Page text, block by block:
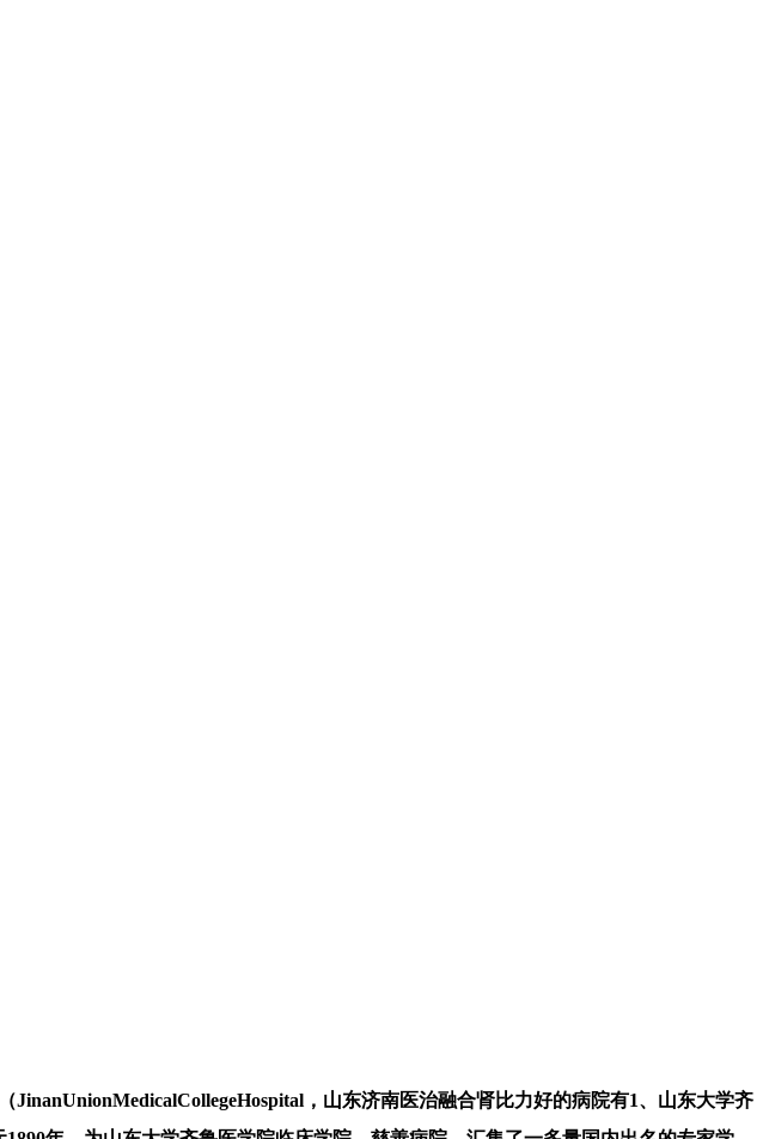
，山东济南医治融合肾比力好的病院有1、山东大学齐